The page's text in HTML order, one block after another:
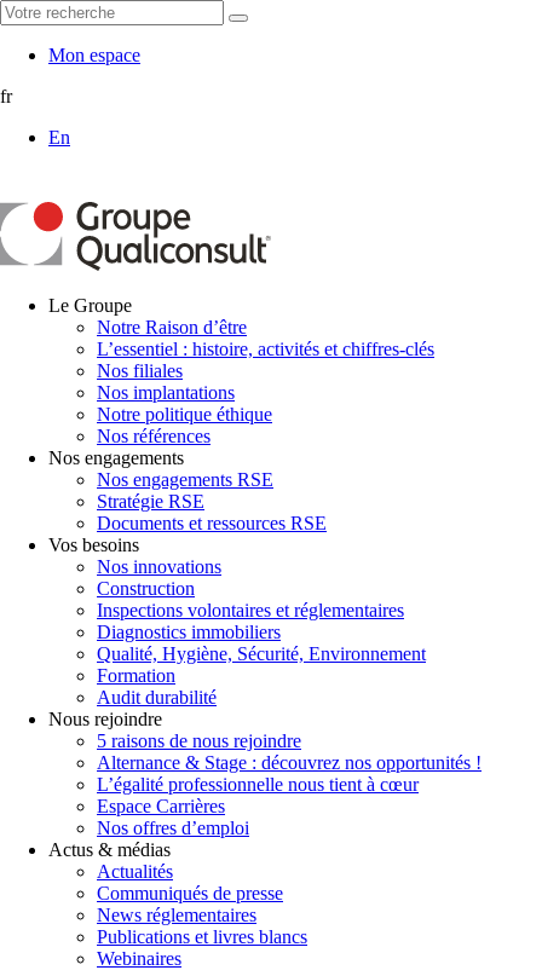
Mon espace
fr
En
Le Groupe
Notre Raison d’être
L’essentiel : histoire, activités et chiffres-clés
Nos filiales
Nos implantations
Notre politique éthique
Nos références
Nos engagements
Nos engagements RSE
Stratégie RSE
Documents et ressources RSE
Vos besoins
Nos innovations
Construction
Inspections volontaires et réglementaires
Diagnostics immobiliers
Qualité, Hygiène, Sécurité, Environnement
Formation
Audit durabilité
Nous rejoindre
5 raisons de nous rejoindre
Alternance & Stage : découvrez nos opportunités !
L’égalité professionnelle nous tient à cœur
Espace Carrières
Nos offres d’emploi
Actus & médias
Actualités
Communiqués de presse
News réglementaires
Publications et livres blancs
Webinaires